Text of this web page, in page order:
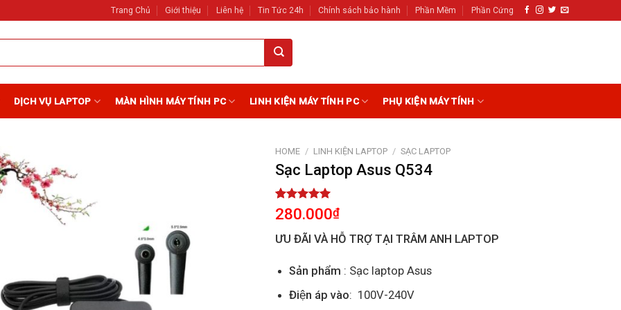
Trang Chủ Giới thiệu Liên hệ Tin Tức 24h Chính sách bảo hành Phần Mềm Phần Cứng
DỊCH VỤ LAPTOP MÀN HÌNH MÁY TÍNH PC LINH KIỆN MÁY TÍNH PC PHỤ KIỆN MÁY TÍNH
HOME / LINH KIỆN LAPTOP / SẠC LAPTOP
Sạc Laptop Asus Q534
Rated 5.00
out of 5
based on
2
customer
280.000₫
ƯU ĐÃI VÀ HỖ TRỢ TẠI TRÂM ANH LAPTOP
Sản phẩm : Sạc laptop Asus
Điện áp vào: 100V-240V